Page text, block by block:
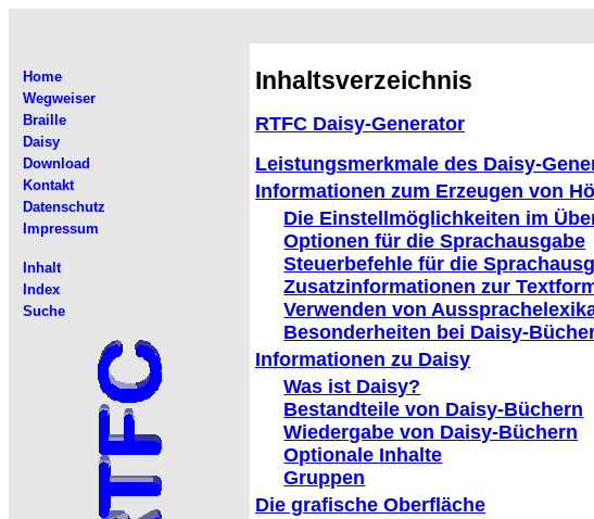
Home
Wegweiser
Braille
Daisy
Download
Kontakt
Datenschutz
Impressum
Inhalt
Index
Suche
Inhaltsverzeichnis
RTFC Daisy-Generator
Leistungsmerkmale des Daisy-
Informationen zum Erzeugen von
Die Einstellmöglichkeiten im
Optionen für die Sprachausgabe
Steuerbefehle für die
Zusatzinformationen zur
Verwenden von
Besonderheiten bei Daisy-
Informationen zu Daisy
Was ist Daisy?
Bestandteile von Daisy-Büchern
Wiedergabe von Daisy-Büchern
Optionale Inhalte
Gruppen
Die grafische Oberfläche